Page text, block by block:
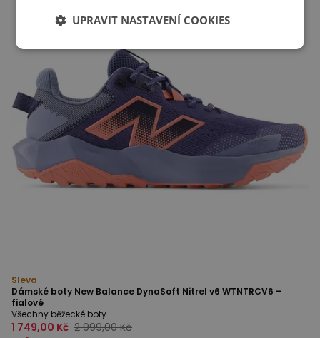
Sleva
Dámské boty New Balance DynaSoft Nitrel v6 WTNTRCV6 –
fialové
Všechny běžecké boty
1 749,00 Kč 2 999,00 Kč
UPRAVIT NASTAVENÍ COOKIES